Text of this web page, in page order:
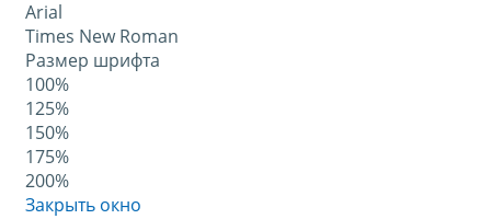
Arial
Times New Roman
Размер шрифта
100%
125%
150%
175%
200%
Закрыть окно